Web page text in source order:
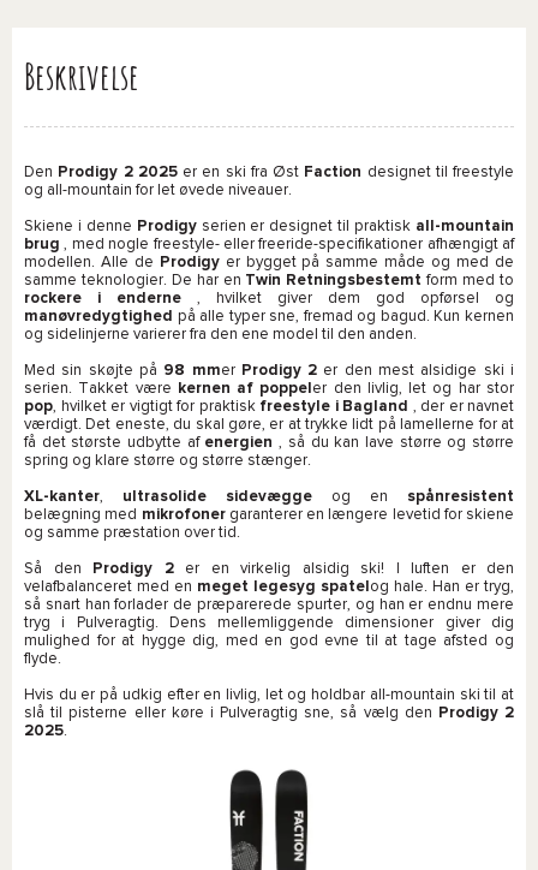
Beskrivelse
Den Prodigy 2 2025er en ski fra Øst Faction designet til freestyle
og all-mountain for let øvede niveauer.
Skiene i denne Prodigyserien er designet til praktisk all-mountain
brug , med nogle freestyle- eller freeride-specifikationer afhængigt af
modellen. Alle de
Prodigyer bygget på samme måde og med de
samme teknologier. De har en Twin Retningsbestemt form med to
rockere i enderne , hvilket giver dem god opførsel og
manøvredygtighed
på alle typer sne, fremad og bagud. Kun kernen
og sidelinjerne varierer fra den ene model til den anden.
Med sin skøjte på 98 mmer Prodigy 2 er den mest alsidige ski i
serien. Takket være
kernen af poppel er den livlig, let og har stor
pop, hvilket er vigtigt for praktisk freestyle i Bagland , der er navnet
værdigt. Det eneste, du skal gøre, er at trykke lidt på lamellerne for at
få det største udbytte af energien , så du kan lave større og større
spring og klare større og større stænger.
XL-kanter, ultrasolide sidevægge og en spånresistent
belægning med mikrofonergaranterer en længere levetid for skiene
og samme præstation over tid.
Så den Prodigy 2er en virkelig alsidig ski! I luften er den
velafbalanceret med en meget legesyg spatel og hale. Han er tryg,
så snart han forlader de præparerede spurter, og han er endnu mere
tryg i Pulveragtig. Dens mellemliggende dimensioner giver dig
mulighed for at hygge dig, med en god evne til at tage afsted og
flyde.
Hvis du er på udkig efter en livlig, let og holdbar all-mountain ski til at
slå til pisterne eller køre i Pulveragtig sne, så vælg den
Prodigy 2
2025.